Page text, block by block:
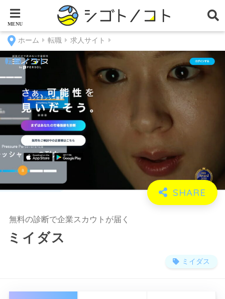
ホーム 転職 求人サイト
無料の診断で企業スカウトが届く
ミイダス
ミイダス